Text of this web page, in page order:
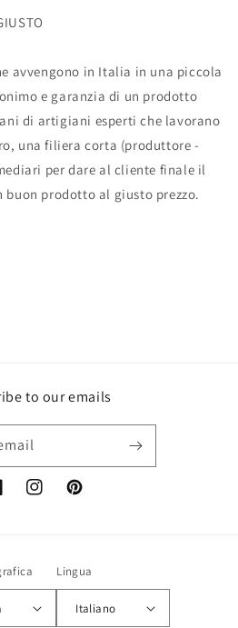
avvengono in Italia in una piccola
e garanzia di un prodotto
di artigiani esperti che lavorano
una filiera corta (produttore -
per dare al cliente finale il
buon prodotto al giusto prezzo.
to our emails
InstagramPinterest
Lingua
Italiano